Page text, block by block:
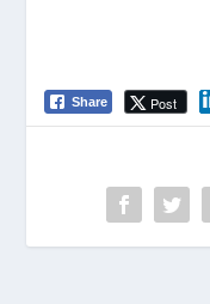
Share Post